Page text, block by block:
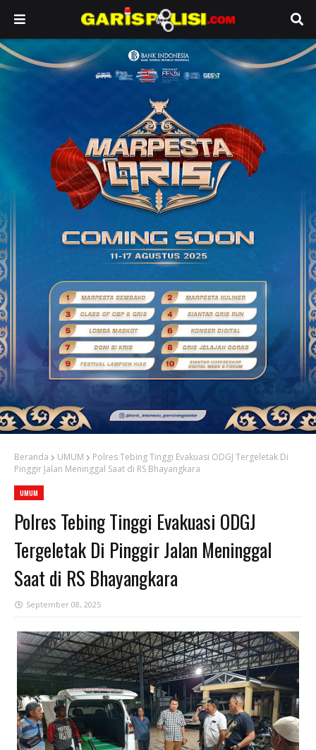
Beranda UMUM
Polres Tebing Tinggi Evakuasi ODGJ Tergeletak Di
Pinggir Jalan Meninggal Saat di RS Bhayangkara
UMUM
Polres Tebing Tinggi Evakuasi ODGJ
Tergeletak Di Pinggir Jalan Meninggal
Saat di RS Bhayangkara
September 08, 2025